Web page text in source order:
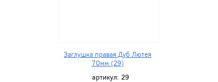
Заглушка правая Дуб Лютея
70мм (29)
артикул: 29